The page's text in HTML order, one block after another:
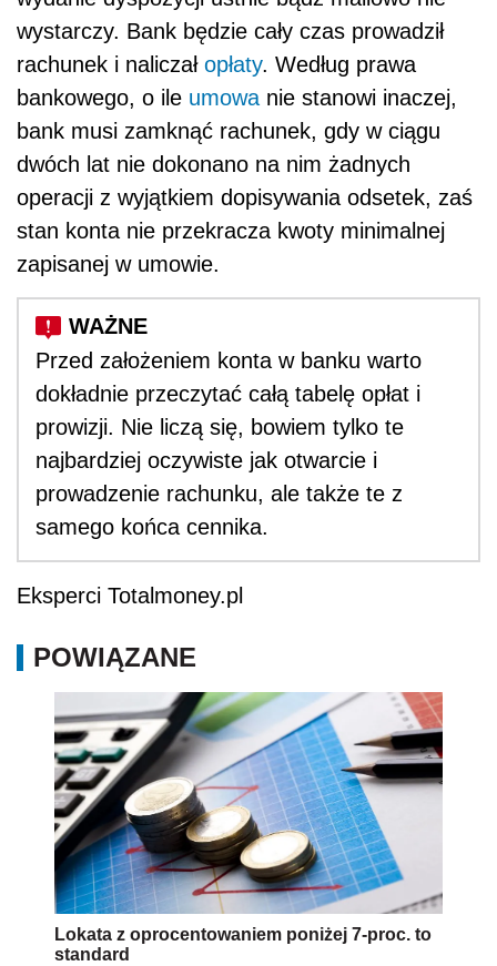
wystarczy. Bank będzie cały czas prowadził
rachunek i naliczał opłaty. Według prawa
bankowego, o ile umowa nie stanowi inaczej,
bank musi zamknąć rachunek, gdy w ciągu
dwóch lat nie dokonano na nim żadnych
operacji z wyjątkiem dopisywania odsetek, zaś
stan konta nie przekracza kwoty minimalnej
zapisanej w umowie.
Przed założeniem konta w banku warto
dokładnie przeczytać całą tabelę opłat i
prowizji. Nie liczą się, bowiem tylko te
najbardziej oczywiste jak otwarcie i
prowadzenie rachunku, ale także te z
samego końca cennika.
Eksperci Totalmoney.pl
POWIĄZANE
Lokata z oprocentowaniem poniżej 7-proc. to
standard